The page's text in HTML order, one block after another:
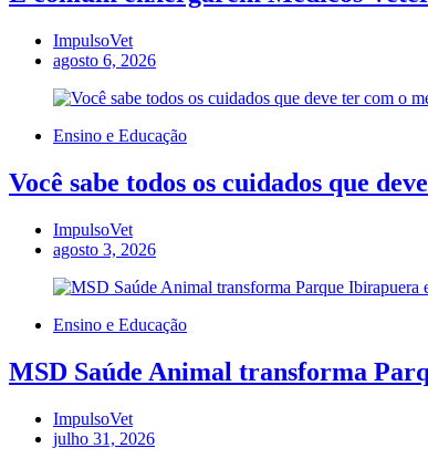
ImpulsoVet
agosto 6, 2026
Ensino e Educação
Você sabe todos os cuidados que
ImpulsoVet
agosto 3, 2026
Ensino e Educação
MSD Saúde Animal transforma
ImpulsoVet
julho 31, 2026